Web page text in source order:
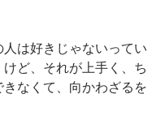
は好きじゃないってい
ど、それが上手く、ち
なくて、向かわざるを